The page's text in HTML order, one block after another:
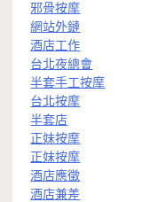
邪骨按摩
網站外鏈
酒店工作
台北夜總會
半套手工按摩
台北按摩
半套店
正妹按摩
正妹按摩
酒店應徵
酒店兼差